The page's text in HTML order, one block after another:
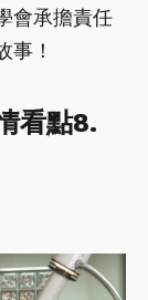
會承擔責任
事！
看點8.